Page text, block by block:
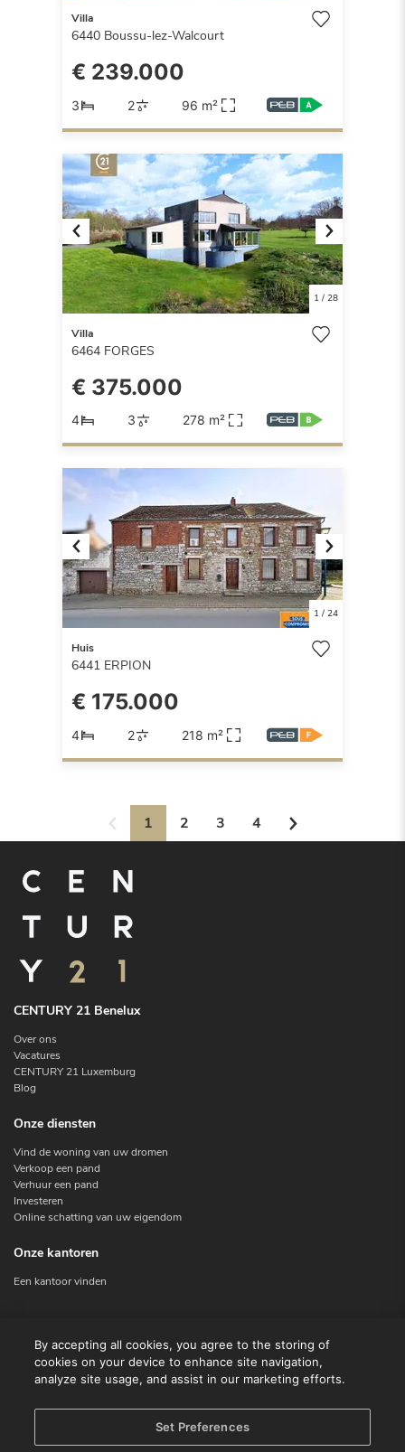
Villa
6440 Boussu-lez-Walcourt
€ 239.000
3 2 96 m²
Previous Next
1/ 28
Villa
6464 FORGES
€ 375.000
4 3 278 m²
Previous Next
1/ 24
Huis
6441 ERPION
€ 175.000
4 2 218 m²
1 2 3 4
CENTURY 21 Benelux
Over ons
Vacatures
CENTURY 21 Luxemburg
Blog
Onze diensten
Vind de woning van uw dromen
Verkoop een pand
Verhuur een pand
Investeren
Online schatting van uw eigendom
Onze kantoren
Een kantoor vinden
Contact
Facebook
By accepting all cookies, you agree to the storing of
cookies on your device to enhance site navigation,
analyze site usage, and assist in our marketing efforts.
Set Preferences